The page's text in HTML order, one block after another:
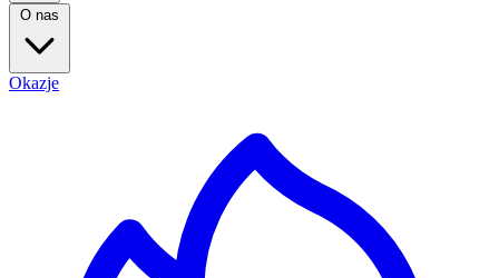
O nas
Okazje